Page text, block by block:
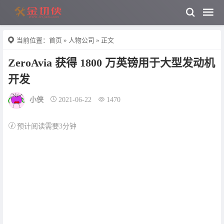
当前位置： 首页 » 人物公司 » 正文
ZeroAvia 获得 1800 万英镑用于大型发动机
开发
小侠 2021-06-22 1470
预计阅读需要3分钟